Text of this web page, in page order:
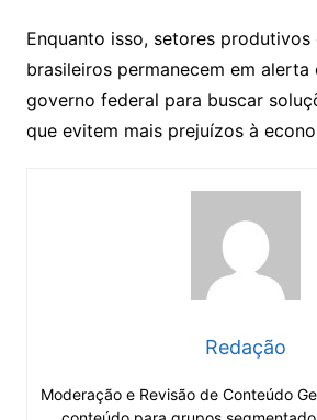
Enquanto isso, setores
brasileiros permanecem em alerta
governo federal para buscar
que evitem mais prejuízos à
Redação
Moderação e Revisão de Conteúdo